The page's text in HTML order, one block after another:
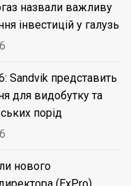
назвали важливу
інвестицій у галузь
Sandvik представить
для видобутку та
порід
нового